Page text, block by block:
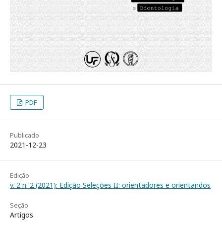
PDF
Publicado
2021-12-23
Edição
v. 2 n. 2 (2021): Edição Seleções II: orientadores e orientandos
Seção
Artigos